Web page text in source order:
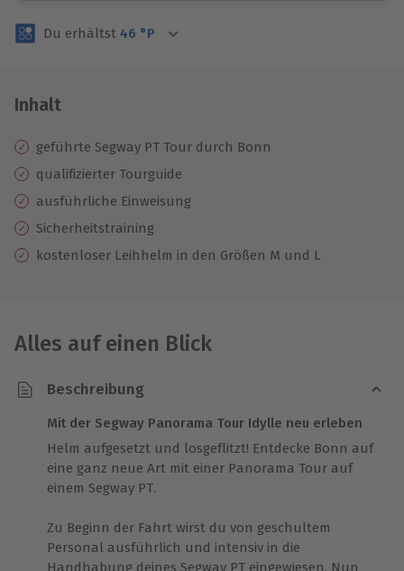
Volle Flexibilität
3 Jahre gültig & verlängerbar.
Du erhältst 46 °P
Inhalt
geführte Segway PT Tour durch Bonn
qualifizierter Tourguide
ausführliche Einweisung
Sicherheitstraining
kostenloser Leihhelm in den Größen M und L
Alles auf einen Blick
Beschreibung
Mit der Segway Panorama Tour Idylle neu erleben
Helm aufgesetzt und losgeflitzt! Entdecke Bonn auf
eine ganz neue Art mit einer Panorama Tour auf
einem Segway PT.
Zu Beginn der Fahrt wirst du von geschultem
Personal ausführlich und intensiv in die
Handhabung deines Segway PT eingewiesen. Nun